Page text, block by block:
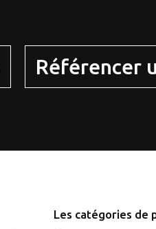
Référencer
Les catégories de